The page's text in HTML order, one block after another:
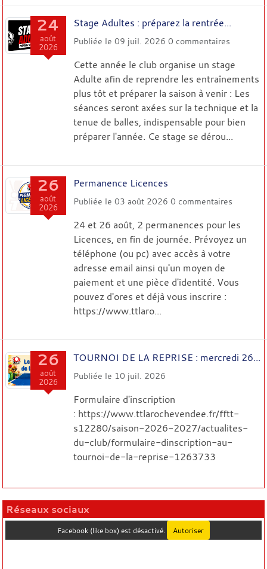
24
août
2026
Stage Adultes : préparez la rentrée...
Publiée le 09 juil. 2026 0 commentaires
Cette année le club organise un stage
Adulte afin de reprendre les entraînements
plus tôt et préparer la saison à venir : Les
séances seront axées sur la technique et la
tenue de balles, indispensable pour bien
préparer l'année. Ce stage se dérou...
26
août
2026
Permanence Licences
Publiée le 03 août 2026 0 commentaires
24 et 26 août, 2 permanences pour les
Licences, en fin de journée. Prévoyez un
téléphone (ou pc) avec accès à votre
adresse email ainsi qu'un moyen de
paiement et une pièce d'identité. Vous
pouvez d'ores et déjà vous inscrire :
https://www.ttlaro...
26
août
2026
TOURNOI DE LA REPRISE : mercredi 26...
Publiée le 10 juil. 2026
Formulaire d'inscription
: https://www.ttlarochevendee.fr/fftt-
s12280/saison-2026-2027/actualites-
du-club/formulaire-dinscription-au-
tournoi-de-la-reprise-1263733
Réseaux sociaux
Facebook (like box) est désactivé. Autoriser